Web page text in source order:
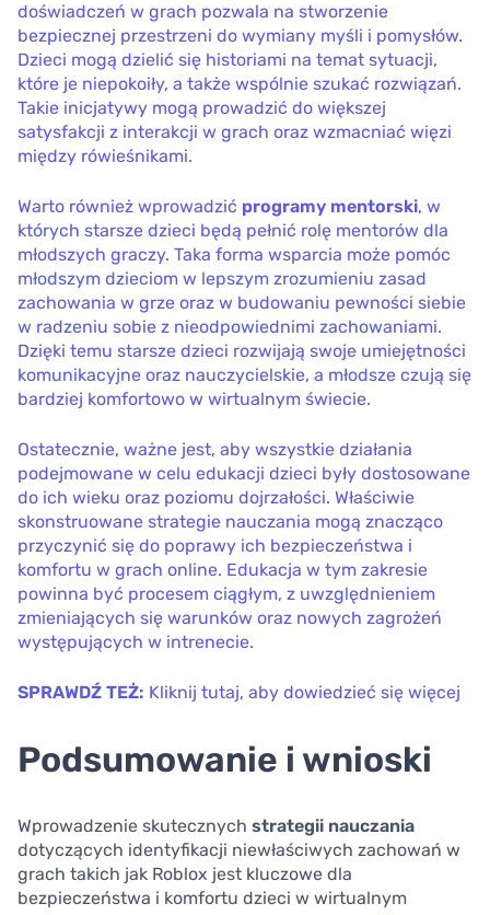
doświadczeń w grach pozwala na stworzenie
bezpiecznej przestrzeni do wymiany myśli i pomysłów.
Dzieci mogą dzielić się historiami na temat sytuacji,
które je niepokoiły, a także wspólnie szukać rozwiązań.
Takie inicjatywy mogą prowadzić do większej
satysfakcji z interakcji w grach oraz wzmacniać więzi
między rówieśnikami.
Warto również wprowadzić programy mentorski, w
których starsze dzieci będą pełnić rolę mentorów dla
młodszych graczy. Taka forma wsparcia może pomóc
młodszym dzieciom w lepszym zrozumieniu zasad
zachowania w grze oraz w budowaniu pewności siebie
w radzeniu sobie z nieodpowiednimi zachowaniami.
Dzięki temu starsze dzieci rozwijają swoje umiejętności
komunikacyjne oraz nauczycielskie, a młodsze czują się
bardziej komfortowo w wirtualnym świecie.
Ostatecznie, ważne jest, aby wszystkie działania
podejmowane w celu edukacji dzieci były dostosowane
do ich wieku oraz poziomu dojrzałości. Właściwie
skonstruowane strategie nauczania mogą znacząco
przyczynić się do poprawy ich bezpieczeństwa i
komfortu w grach online. Edukacja w tym zakresie
powinna być procesem ciągłym, z uwzględnieniem
zmieniających się warunków oraz nowych zagrożeń
występujących w intrenecie.
SPRAWDŹ TEŻ: Kliknij tutaj, aby dowiedzieć się więcej
Podsumowanie i wnioski
Wprowadzenie skutecznych strategii nauczania
dotyczących identyfikacji niewłaściwych zachowań w
grach takich jak Roblox jest kluczowe dla
bezpieczeństwa i komfortu dzieci w wirtualnym